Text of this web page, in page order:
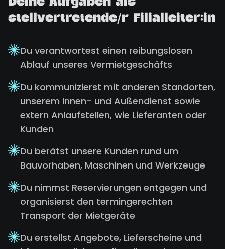
Deine Aufgaben als
stellvertretende/r Filialleiter:in
Du verantwortest einen reibungslosen
Ablauf unseres Vermietgeschäfts
Du kommunizierst mit anderen Standorten,
unserem Innen- und Außendienst sowie
extern Anlaufstellen, wie Lieferanten oder
Kunden
Du berätst unsere Kunden rund um
Bauvorhaben, Maschinen und Werkzeuge
Du nimmst Reservierungen entgegen und
organisierst den termingerechten
Transport der Mietgeräte
Du erstellst Angebote, Lieferscheine und